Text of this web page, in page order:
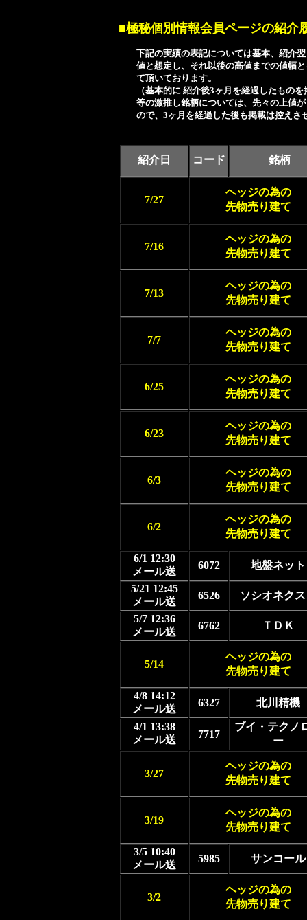
■極秘個別情報会員ページの紹介
下記の実績の表記については基本、紹介翌
値と想定し、それ以後の高値までの値幅と
て頂いております。
（基本的に 紹介後3ヶ月を経過したもの
等の激推し銘柄については、先々の上値が
ので、3ヶ月を経過した後も掲載は控えさ
紹介日 コード 銘柄
7/27
ヘッジの為の
先物売り建て
7/16
ヘッジの為の
先物売り建て
7/13
ヘッジの為の
先物売り建て
7/7
ヘッジの為の
先物売り建て
6/25
ヘッジの為の
先物売り建て
6/23
ヘッジの為の
先物売り建て
6/3
ヘッジの為の
先物売り建て
6/2
ヘッジの為の
先物売り建て
6/1 12:30
メール送
6072
地盤ネット
5/21 12:45
メール送
6526
ソシオネク
5/7 12:36
メール送
6762 ＴＤＫ
5/14
ヘッジの為の
先物売り建て
4/8 14:12
メール送
6327 北川精機
4/1 13:38
メール送
7717
ブイ・テクノ
ー
3/27
ヘッジの為の
先物売り建て
3/19
ヘッジの為の
先物売り建て
3/5 10:40
メール送
5985 サンコール
3/2
ヘッジの為の
先物売り建て